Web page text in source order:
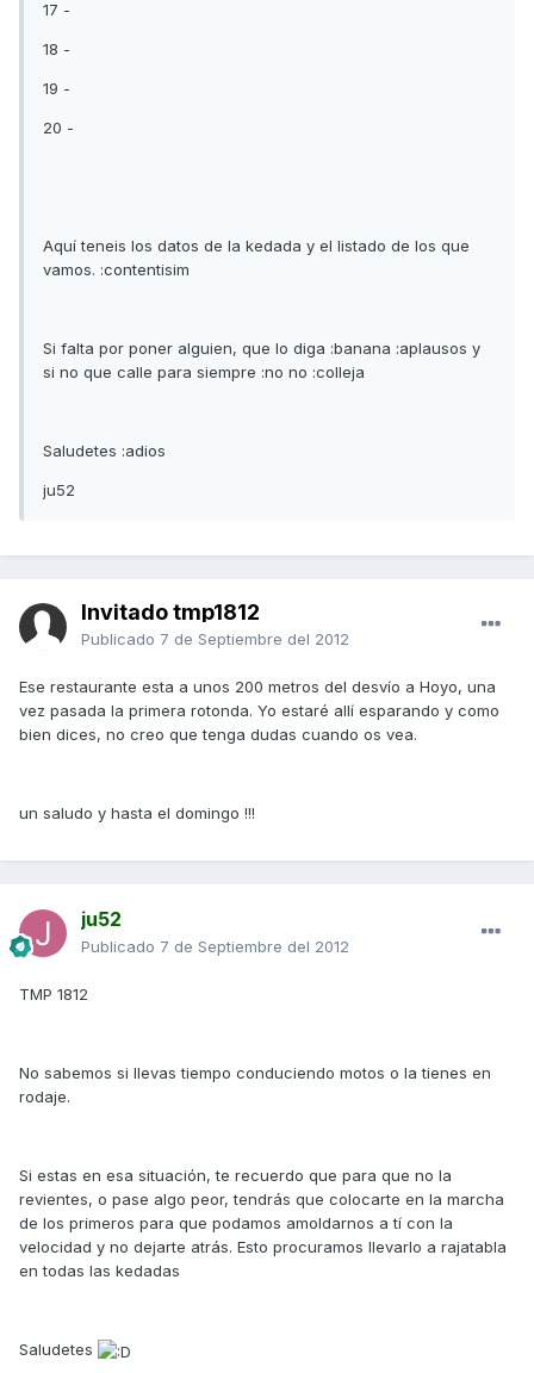
17 -
18 -
19 -
20 -
Aquí teneis los datos de la kedada y el listado de los que
vamos. :contentisim
Si falta por poner alguien, que lo diga :banana :aplausos y
si no que calle para siempre :no no :colleja
Saludetes :adios
ju52
Invitado tmp1812
Publicado 7 de Septiembre del 2012
Ese restaurante esta a unos 200 metros del desvío a Hoyo, una
vez pasada la primera rotonda. Yo estaré allí esparando y como
bien dices, no creo que tenga dudas cuando os vea.
un saludo y hasta el domingo !!!
ju52
Publicado 7 de Septiembre del 2012
TMP 1812
No sabemos si llevas tiempo conduciendo motos o la tienes en
rodaje.
Si estas en esa situación, te recuerdo que para que no la
revientes, o pase algo peor, tendrás que colocarte en la marcha
de los primeros para que podamos amoldarnos a tí con la
velocidad y no dejarte atrás. Esto procuramos llevarlo a rajatabla
en todas las kedadas
Saludetes